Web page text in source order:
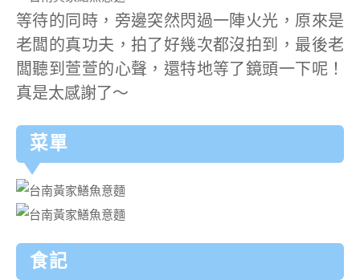
等待的同時，旁邊突然閃過一陣火光，原來是
老闆的真功夫，拍了好幾次都沒拍到，最後老
闆聽到萱萱的心聲，還特地等了鏡頭一下呢！
真是太感謝了～
菜單
食記